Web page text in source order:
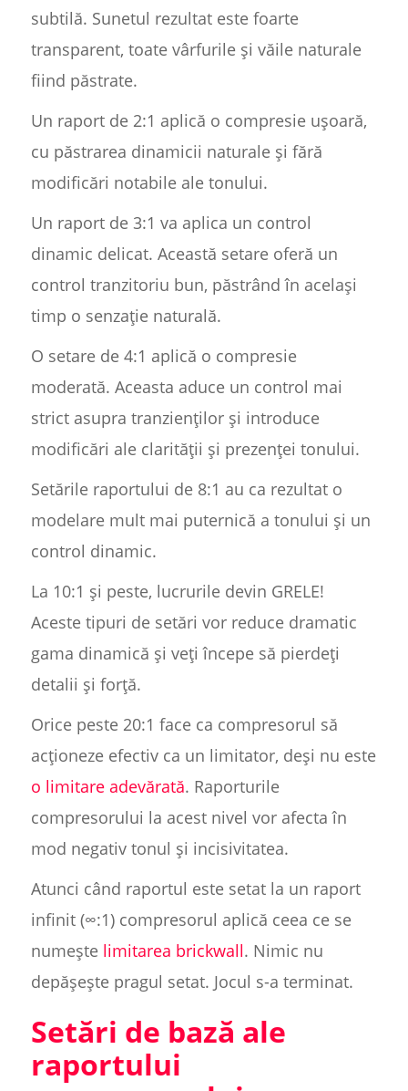
subtilă. Sunetul rezultat este foarte
transparent, toate vârfurile și văile naturale
fiind păstrate.
Un raport de 2:1 aplică o compresie ușoară,
cu păstrarea dinamicii naturale și fără
modificări notabile ale tonului.
Un raport de 3:1 va aplica un control
dinamic delicat. Această setare oferă un
control tranzitoriu bun, păstrând în același
timp o senzație naturală.
O setare de 4:1 aplică o compresie
moderată. Aceasta aduce un control mai
strict asupra tranzienților și introduce
modificări ale clarității și prezenței tonului.
Setările raportului de 8:1 au ca rezultat o
modelare mult mai puternică a tonului și un
control dinamic.
La 10:1 și peste, lucrurile devin GRELE!
Aceste tipuri de setări vor reduce dramatic
gama dinamică și veți începe să pierdeți
detalii și forță.
Orice peste 20:1 face ca compresorul să
acționeze efectiv ca un limitator, deși nu este
o limitare adevărată. Raporturile
compresorului la acest nivel vor afecta în
mod negativ tonul și incisivitatea.
Atunci când raportul este setat la un raport
infinit (∞:1) compresorul aplică ceea ce se
numește limitarea brickwall. Nimic nu
depășește pragul setat. Jocul s-a terminat.
Setări de bază ale
raportului